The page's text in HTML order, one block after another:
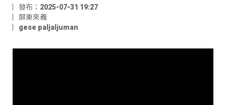
發布：2025-07-31 19:27
屏東來義
gese paljaljuman